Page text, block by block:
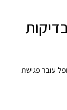
עובר פגישת